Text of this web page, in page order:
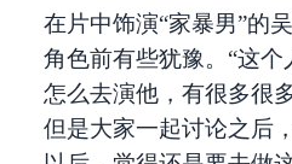
在片中饰演“家暴男”的
角色前有些犹豫。“这
怎么去演他，有很多很
但是大家一起讨论之后